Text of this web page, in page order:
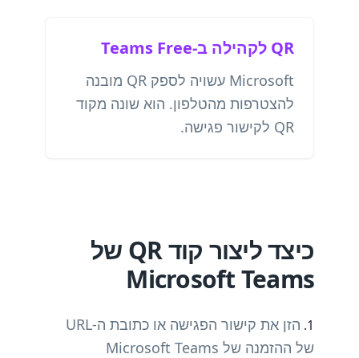
QR לקהילה ב-Teams Free
Microsoft עשויה לספק QR מובנה
להצטרפות מהטלפון. הוא שונה מקוד
QR לקישור פגישה.
כיצד ליצור קוד QR של
Microsoft Teams
הזן את קישור הפגישה או כתובת ה-URL
של ההזמנה של Microsoft Teams